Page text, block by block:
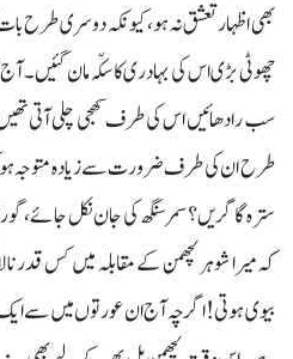
بھی اظہارتعشق نہ ہو، کیونکہ دوسری طرح
چھوٹی بڑی اس کی بہادری کا سکّہ مان گئیں۔ آج
سب رادھائیں اس کی طرف کھچی چلی آتی
طرح ان کی طرف ضرورت سے زیادہ متوجہ ہو کر
سترہ گاگریں؟سمر سنگھ کی جان نکل جائے،
کہ میرا شوہر لچھمن کے مقابلہ میں کس قدر
بیوی ہوتی! اگرچہ آج ان عورتوں میں سے ایک